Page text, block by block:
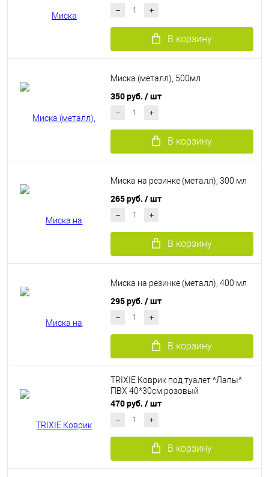
В корзину
Миска (металл), 500мл
350 руб. / шт
В корзину
Миска на резинке (металл), 300 мл
265 руб. / шт
В корзину
Миска на резинке (металл), 400 мл
295 руб. / шт
В корзину
TRIXIE Коврик под туалет ^Лапы^
ПВХ 40*30см розовый
470 руб. / шт
В корзину